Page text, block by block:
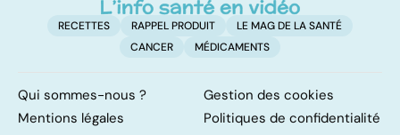
RECETTES RAPPEL PRODUIT
LE MAG DE LA SANTÉ
CANCER
MÉDICAMENTS
Qui sommes-nous ?
Gestion des cookies
Mentions légales
Politiques de confidentialité